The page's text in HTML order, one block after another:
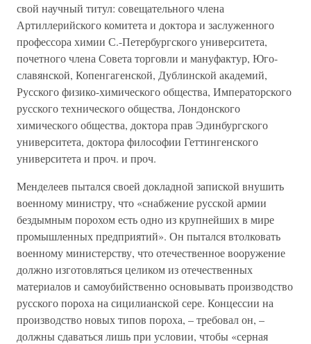
свой научный титул: совещательного члена
Артиллерийского комитета и доктора и заслуженного
профессора химии С.-Петербургского университета,
почетного члена Совета торговли и мануфактур, Юго-
славянской, Копенгагенской, Дублинской академий,
Русского физико-химического общества, Императорского
русского технического общества, Лондонского
химического общества, доктора прав Эдинбургского
университета, доктора философии Геттингенского
университета и проч. и проч.
Менделеев пытался своей докладной запиской внушить
военному министру, что «снабжение русской армии
бездымным порохом есть одно из крупнейших в мире
промышленных предприятий». Он пытался втолковать
военному министерству, что отечественное вооружение
должно изготовляться целиком из отечественных
материалов и самоубийственно основывать производство
русского пороха на сицилианской сере. Концессии на
производство новых типов пороха, – требовал он, –
должны сдаваться лишь при условии, чтобы «серная